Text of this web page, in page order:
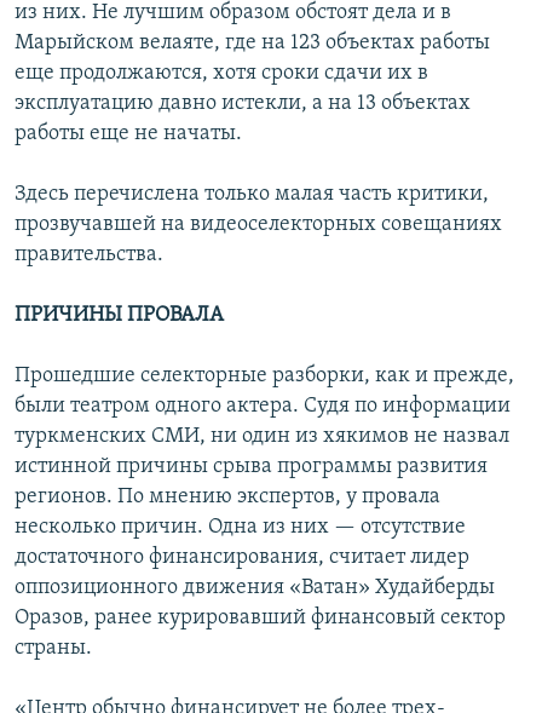
из них. Не лучшим образом обстоят дела и в
Марыйском велаяте, где на 123 объектах работы
еще продолжаются, хотя сроки сдачи их в
эксплуатацию давно истекли, а на 13 объектах
работы еще не начаты.
Здесь перечислена только малая часть критики,
прозвучавшей на видеоселекторных совещаниях
правительства.
ПРИЧИНЫ ПРОВАЛА
Прошедшие селекторные разборки, как и прежде,
были театром одного актера. Судя по информации
туркменских СМИ, ни один из хякимов не назвал
истинной причины срыва программы развития
регионов. По мнению экспертов, у провала
несколько причин. Одна из них — отсутствие
достаточного финансирования, считает лидер
оппозиционного движения «Ватан» Худайберды
Оразов, ранее курировавший финансовый сектор
страны.